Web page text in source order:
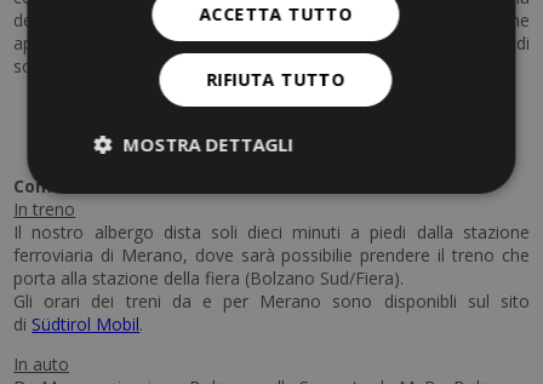
della fiera Hotel. Non solo professionisti del settore, ma anche
appassionati o curiosi possono godere di una visita pieno di
sorprese e curiosità.
Come arrivare alla fiera di Bolzano?
In treno
Il nostro albergo dista soli dieci minuti a piedi dalla stazione
ferroviaria di Merano, dove sarà possibilie prendere il treno che
porta alla stazione della fiera (Bolzano Sud/Fiera).
Gli orari dei treni da e per Merano sono disponibli sul sito
di Südtirol Mobil.
In auto
ACCETTA TUTTO
RIFIUTA TUTTO
MOSTRA DETTAGLI